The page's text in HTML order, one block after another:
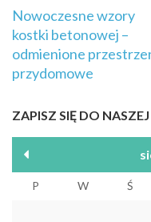
Nawigacja
wpisu
Nowoczesne wzory
kostki betonowej –
odmienione
przydomowe
ZAPISZ SIĘ DO
P W Ś